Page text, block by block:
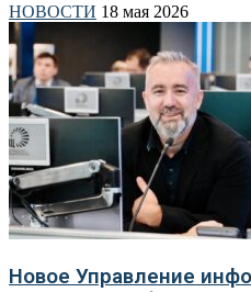
НОВОСТИ 18 мая 2026
Новое Управление